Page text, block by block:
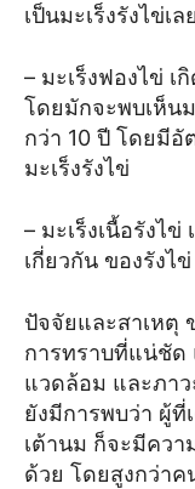
เป็นมะเร็งรังไข่เล
– มะเร็งฟองไข่
โดยมักจะพบเห็น
กว่า 10 ปี โดยมีอั
มะเร็งรังไข่
– มะเร็งเนื้อรังไ
เกี่ยวกัน ของรังไ
ปัจจัยและสาเหตุ
การทราบที่แน่ชัด
แวดล้อม และภา
ยังมีการพบว่า ผู้ที่
เต้านม ก็จะมีควา
ด้วย โดยสูงกว่าค